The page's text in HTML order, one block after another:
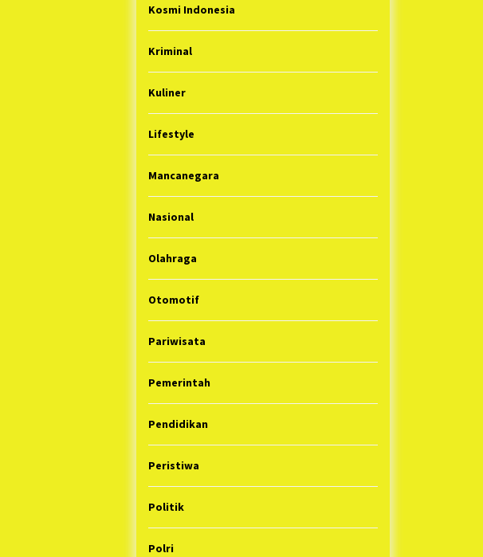
Kosmi Indonesia
Kriminal
Kuliner
Lifestyle
Mancanegara
Nasional
Olahraga
Otomotif
Pariwisata
Pemerintah
Pendidikan
Peristiwa
Politik
Polri